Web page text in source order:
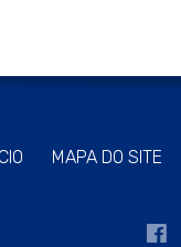
MAPA DO SITE